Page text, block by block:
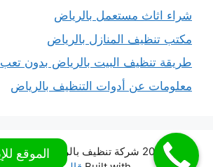
شراء اثاث مستعمل بالرياض
مكتب تنظيف المنازل بالرياض
طريقة تنظيف البيت بالرياض بدون تعب
معلومات عن أدوات التنظيف بالرياض
© 2026 شركة تنظيف بالرياض شركة المملكة للتنظيف